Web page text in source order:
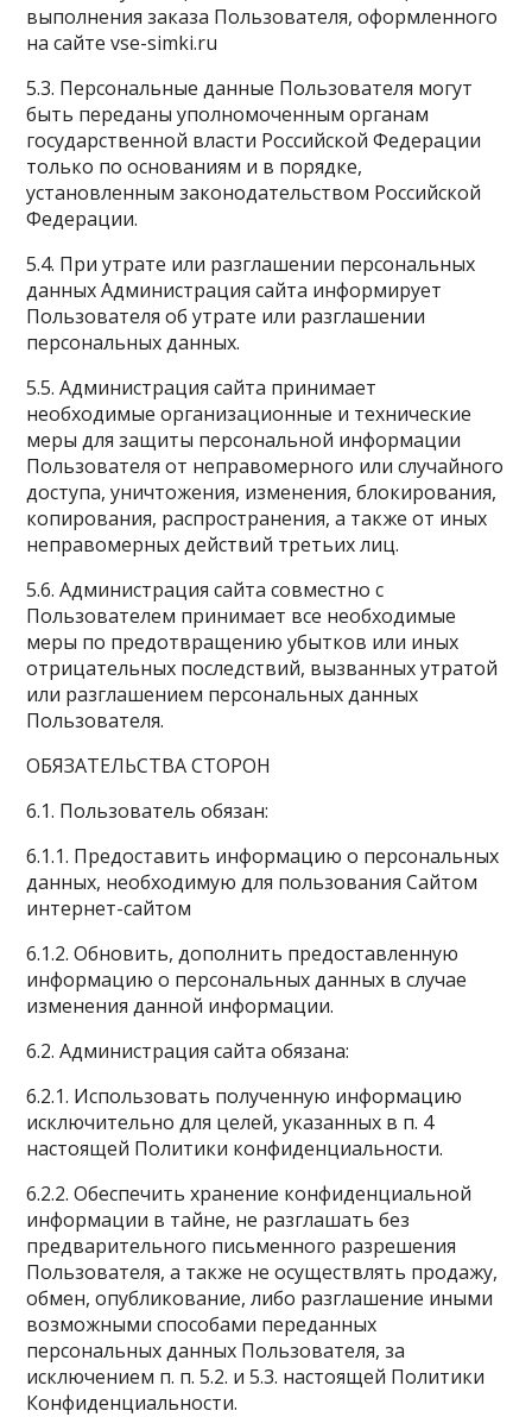
выполнения заказа Пользователя, оформленного
на сайте vse-simki.ru
5.3. Персональные данные Пользователя могут
быть переданы уполномоченным органам
государственной власти Российской Федерации
только по основаниям и в порядке,
установленным законодательством Российской
Федерации.
5.4. При утрате или разглашении персональных
данных Администрация сайта информирует
Пользователя об утрате или разглашении
персональных данных.
5.5. Администрация сайта принимает
необходимые организационные и технические
меры для защиты персональной информации
Пользователя от неправомерного или случайного
доступа, уничтожения, изменения, блокирования,
копирования, распространения, а также от иных
неправомерных действий третьих лиц.
5.6. Администрация сайта совместно с
Пользователем принимает все необходимые
меры по предотвращению убытков или иных
отрицательных последствий, вызванных утратой
или разглашением персональных данных
Пользователя.
ОБЯЗАТЕЛЬСТВА СТОРОН
6.1. Пользователь обязан:
6.1.1. Предоставить информацию о персональных
данных, необходимую для пользования Сайтом
интернет-сайтом
6.1.2. Обновить, дополнить предоставленную
информацию о персональных данных в случае
изменения данной информации.
6.2. Администрация сайта обязана:
6.2.1. Использовать полученную информацию
исключительно для целей, указанных в п. 4
настоящей Политики конфиденциальности.
6.2.2. Обеспечить хранение конфиденциальной
информации в тайне, не разглашать без
предварительного письменного разрешения
Пользователя, а также не осуществлять продажу,
обмен, опубликование, либо разглашение иными
возможными способами переданных
персональных данных Пользователя, за
исключением п. п. 5.2. и 5.3. настоящей Политики
Конфиденциальности.